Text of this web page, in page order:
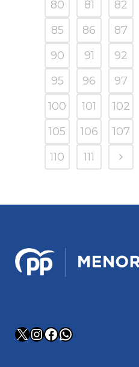
80
81 82
85
86 87
90
91 92
95
96 97
100
101 102
105
106 107
110
111
X Instagram
Facebook
WhatsApp